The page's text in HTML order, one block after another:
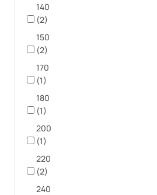
140
(2)
150
(2)
170
(1)
180
(1)
200
(1)
220
(2)
240